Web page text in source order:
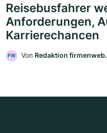
Reisebusfahrer
Anforderungen,
Karrierechancen
FW Von Redaktion